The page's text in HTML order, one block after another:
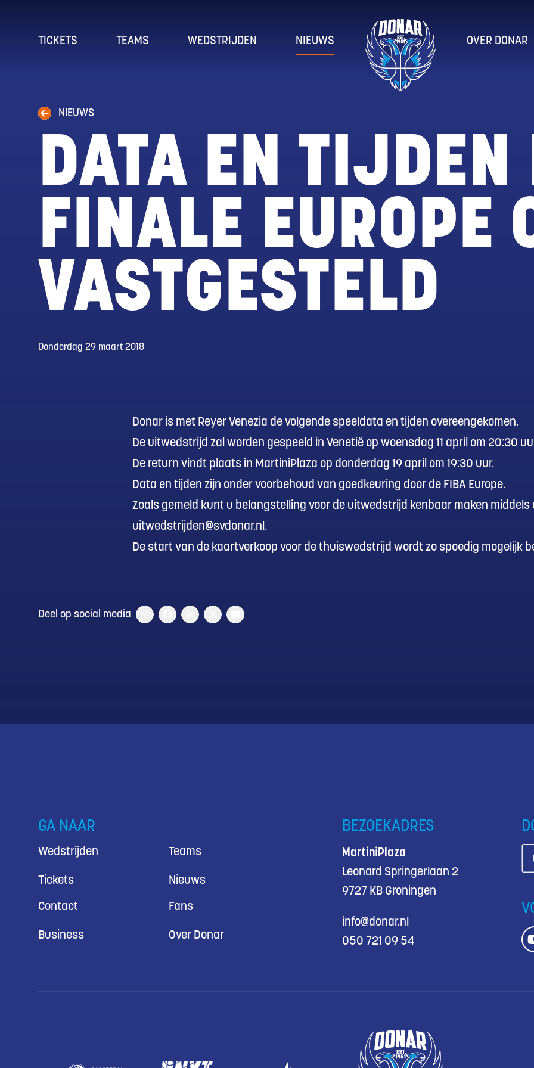
TICKETS TEAMS WEDSTRIJDEN NIEUWS OVER DONAR
NIEUWS
DATA EN TIJDEN
FINALE EUROPE
VASTGESTELD
Donderdag 29 maart 2018
Donar is met Reyer Venezia de volgende speeldata en tijden overeengekomen.
De uitwedstrijd zal worden gespeeld in Venetië op woensdag 11 april om 20:30
De return vindt plaats in MartiniPlaza op donderdag 19 april om 19:30 uur.
Data en tijden zijn onder voorbehoud van goedkeuring door de FIBA Europe.
Zoals gemeld kunt u belangstelling voor de uitwedstrijd kenbaar maken middels
uitwedstrijden@svdonar.nl .
De start van de kaartverkoop voor de thuiswedstrijd wordt zo spoedig mogelijk
Deel op social media
GA NAAR
Wedstrijden Teams
Tickets Nieuws
Contact Fans
Business Over Donar
BEZOEKADRES
MartiniPlaza
Leonard Springerlaan 2
9727 KB Groningen
info@donar.nl
050 721 09 54